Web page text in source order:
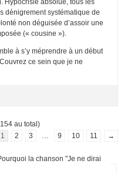
dénigrement systématique de
non déguisée d’assoir une
(« cousine »).
à s’y méprendre à un début
ce sein que je ne
au total)
1
2 3 9 10 11 →
la chanson "Je ne dirai